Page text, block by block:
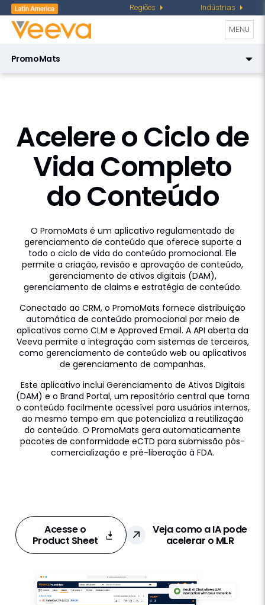
Regiões Indústrias
Toggle
MENU
PromoMats
Vault Platform
Acelere o Ciclo de
Vida Completo
do Conteúdo
O PromoMats é um aplicativo regulamentado de
gerenciamento de conteúdo que oferece suporte a
todo o ciclo de vida do conteúdo promocional. Ele
permite a criação, revisão e aprovação de conteúdo,
gerenciamento de ativos digitais (DAM),
gerenciamento de claims e estratégia de conteúdo.
Conectado ao CRM, o PromoMats fornece distribuição
automática de conteúdo promocional por meio de
aplicativos como CLM e Approved Email. A API aberta da
Veeva permite a integração com sistemas de terceiros,
como gerenciamento de conteúdo web ou aplicativos
de gerenciamento de campanhas.
Este aplicativo inclui Gerenciamento de Ativos Digitais
(DAM) e o Brand Portal, um repositório central que torna
o conteúdo facilmente acessível para usuários internos,
ao mesmo tempo em que potencializa a reutilização
do conteúdo. O PromoMats gera automaticamente
pacotes de conformidade eCTD para submissão pós-
comercialização e pré-liberação à FDA.
Acesse o
Product Sheet
Veja como a IA pode
acelerar o MLR